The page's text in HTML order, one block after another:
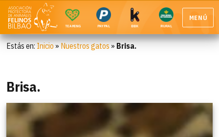
TEAMING PAYPAL BBK RURAL
MENÚ
Estás en: Inicio » Nuestros gatos » Brisa.
Brisa.